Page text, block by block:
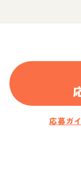
応募ガ